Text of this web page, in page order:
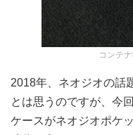
コンテ
2018年、ネオジオの話
とは思うのですが、今
ケースがネオジオポケ